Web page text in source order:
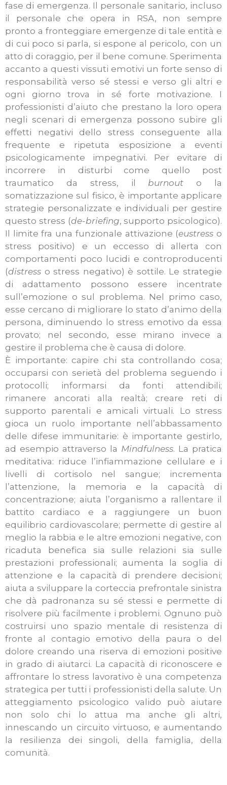
fase di emergenza. Il personale sanitario, incluso
il personale che opera in RSA, non sempre
pronto a fronteggiare emergenze di tale entità e
di cui poco si parla, si espone al pericolo, con un
atto di coraggio, per il bene comune. Sperimenta
accanto a questi vissuti emotivi un forte senso di
responsabilità verso sé stessi e verso gli altri e
ogni giorno trova in sé forte motivazione. I
professionisti d’aiuto che prestano la loro opera
negli scenari di emergenza possono subire gli
effetti negativi dello stress conseguente alla
frequente e ripetuta esposizione a eventi
psicologicamente impegnativi. Per evitare di
incorrere in disturbi come quello post
traumatico da stress, il burnout o la
somatizzazione sul fisico, è importante applicare
strategie personalizzate e individuali per gestire
questo stress (de-briefing, supporto psicologico).
Il limite fra una funzionale attivazione (eustress o
stress positivo) e un eccesso di allerta con
comportamenti poco lucidi e controproducenti
(distress o stress negativo) è sottile. Le strategie
di adattamento possono essere incentrate
sull’emozione o sul problema. Nel primo caso,
esse cercano di migliorare lo stato d’animo della
persona, diminuendo lo stress emotivo da essa
provato; nel secondo, esse mirano invece a
gestire il problema che è causa di dolore.
È importante: capire chi sta controllando cosa;
occuparsi con serietà del problema seguendo i
protocolli; informarsi da fonti attendibili;
rimanere ancorati alla realtà; creare reti di
supporto parentali e amicali virtuali. Lo stress
gioca un ruolo importante nell’abbassamento
delle difese immunitarie: è importante gestirlo,
ad esempio attraverso la Mindfulness. La pratica
meditativa: riduce l’infiammazione cellulare e i
livelli di cortisolo nel sangue; incrementa
l’attenzione, la memoria e la capacità di
concentrazione; aiuta l’organismo a rallentare il
battito cardiaco e a raggiungere un buon
equilibrio cardiovascolare; permette di gestire al
meglio la rabbia e le altre emozioni negative, con
ricaduta benefica sia sulle relazioni sia sulle
prestazioni professionali; aumenta la soglia di
attenzione e la capacità di prendere decisioni;
aiuta a sviluppare la corteccia prefrontale sinistra
che dà padronanza su sé stessi e permette di
risolvere più facilmente i problemi. Ognuno può
costruirsi uno spazio mentale di resistenza di
fronte al contagio emotivo della paura o del
dolore creando una riserva di emozioni positive
in grado di aiutarci. La capacità di riconoscere e
affrontare lo stress lavorativo è una competenza
strategica per tutti i professionisti della salute. Un
atteggiamento psicologico valido può aiutare
non solo chi lo attua ma anche gli altri,
innescando un circuito virtuoso, e aumentando
la resilienza dei singoli, della famiglia, della
comunità.